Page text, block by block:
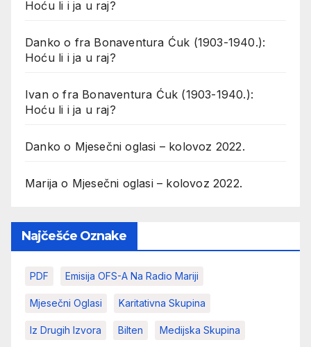
Hoću li i ja u raj?
Danko o fra Bonaventura Ćuk (1903-1940.):
Hoću li i ja u raj?
Ivanofra Bonaventura Ćuk (1903-1940.):
Hoću li i ja u raj?
Danko o Mjesečni oglasi – kolovoz 2022.
Marija o Mjesečni oglasi – kolovoz 2022.
Najčešće Oznake
PDF Emisija OFS-A Na Radio Mariji
Mjesečni Oglasi Karitativna Skupina
Iz Drugih Izvora Bilten Medijska Skupina